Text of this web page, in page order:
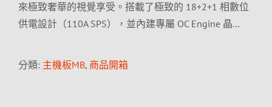
來極致奢華的視覺享受。搭載了極致的 18+2+1 相數位
供電設計（110A SPS），並內建專屬 OC Engine 晶…
分類: 主機板MB, 商品開箱